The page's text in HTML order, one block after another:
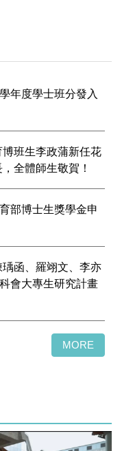
年度學士班分發入
班生李政蒲新任花
全體師生敬賀！
部博士生獎學金申
函、羅翊文、李亦
會大專生研究計畫
MORE